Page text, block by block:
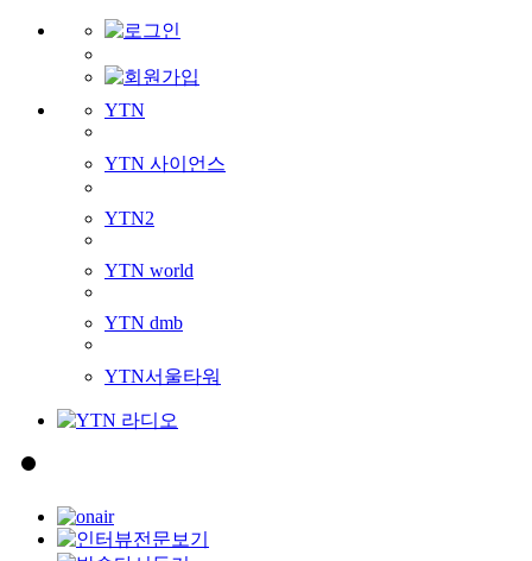
YTN
YTN 사이언스
YTN2
YTN world
YTN dmb
YTN서울타워